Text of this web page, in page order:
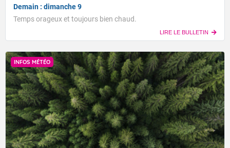
Demain : dimanche 9
Temps orageux et toujours bien chaud.
LIRE LE BULLETIN
INFOS MÉTÉO